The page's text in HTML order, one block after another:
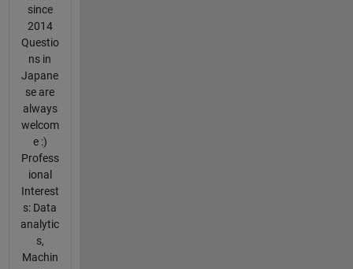
since
2014
Questio
ns in
Japane
se are
always
welcom
e :)
Profess
ional
Interest
s: Data
analytic
s,
Machin